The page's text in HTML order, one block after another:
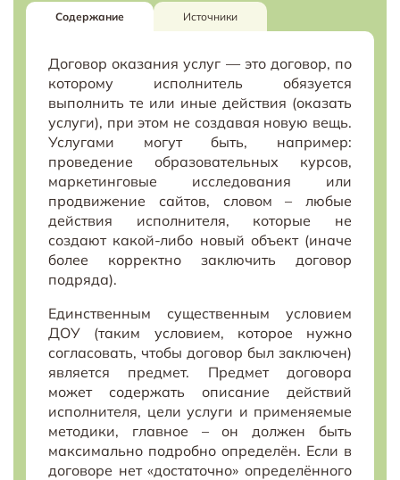
Содержание Источники
Договор оказания услуг — это договор, по
которому исполнитель обязуется
выполнить те или иные действия (оказать
услуги), при этом не создавая новую вещь.
Услугами могут быть, например:
проведение образовательных курсов,
маркетинговые исследования или
продвижение сайтов, словом – любые
действия исполнителя, которые не
создают какой-либо новый объект (иначе
более корректно заключить договор
подряда).
Единственным существенным условием
ДОУ (таким условием, которое нужно
согласовать, чтобы договор был заключен)
является предмет. Предмет договора
может содержать описание действий
исполнителя, цели услуги и применяемые
методики, главное – он должен быть
максимально подробно определён. Если в
договоре нет «достаточно» определённого